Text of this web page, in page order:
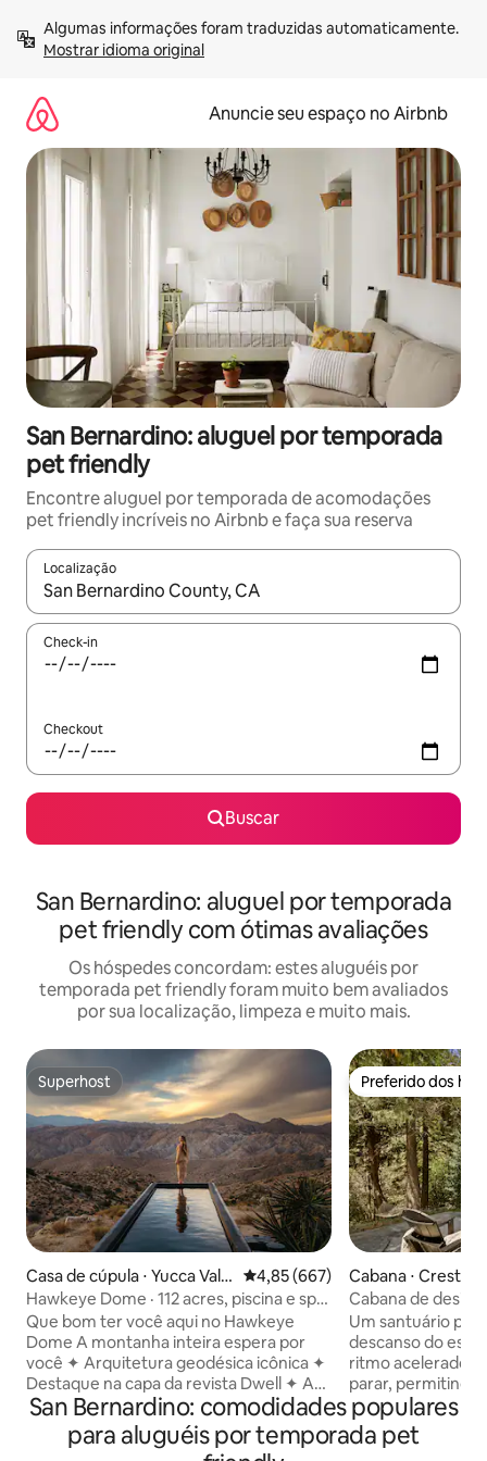
para
Mostrar idioma original
Anuncie seu espaço no Airbnb
San Bernardino: aluguel por temporada
pet friendly
Encontre aluguel por temporada de acomodações
pet friendly incríveis no Airbnb e faça sua reserva
Localização
Quando os resultados estiverem disponíveis, explore-os
Check-in
Checkout
Buscar
San Bernardino: aluguel por temporada
pet friendly com ótimas avaliações
Os hóspedes concordam: estes aluguéis por
temporada pet friendly foram muito bem avaliados
por sua localização, limpeza e muito mais.
Superhost
Superhost
Casa de cúpula ⋅ Yucca Valle
y
4,85 de uma avaliação média de
4,85 (667)
Hawkeye Dome · 112 acres, piscina e spa,
vistas épicas
Que bom ter você aqui no Hawkeye
Dome A montanha inteira espera por
você ✦ Arquitetura geodésica icônica ✦
Destaque na capa da revista Dwell ✦ As
melhores vistas de todo o Mojave Piscina
de natação de✦ 12 metros com janelas
de visualização subaquática ✦ Situada
Preferido dos
Preferido dos
Cabana ⋅ Crestline
Cabana de
uma caminhada
Um santuário
descanso do
ritmo acelerado,
parar, permitindo
natureza e um
simples da vida.
montanhas ao
San Bernardino: comodidades populares
para aluguéis por temporada pet